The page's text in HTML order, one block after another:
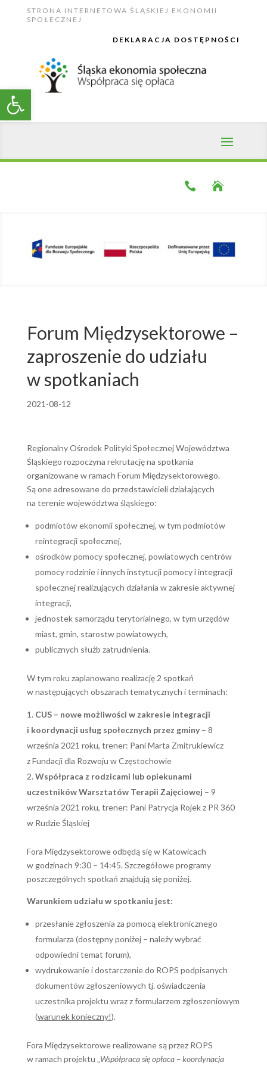
Open toolbar
content
STRONA INTERNETOWA ŚLĄSKIEJ EKONOMII
SPOŁECZNEJ
DEKLARACJA DOSTĘPNOŚCI


Forum Międzysektorowe –
zaproszenie do udziału
w spotkaniach
2021-08-12
Regionalny Ośrodek Polityki Społecznej Województwa
Śląskiego rozpoczyna rekrutację na spotkania
organizowane w ramach Forum Międzysektorowego.
Są one adresowane do przedstawicieli działających
na terenie województwa śląskiego:
podmiotów ekonomii społecznej, w tym podmiotów
reintegracji społecznej,
ośrodków pomocy społecznej, powiatowych centrów
pomocy rodzinie i innych instytucji pomocy i integracji
społecznej realizujących działania w zakresie aktywnej
integracji,
jednostek samorządu terytorialnego, w tym urzędów
miast, gmin, starostw powiatowych,
publicznych służb zatrudnienia.
W tym roku zaplanowano realizację 2 spotkań
w następujących obszarach tematycznych i terminach:
CUS – nowe możliwości w zakresie integracji
i koordynacji usług społecznych przez gminy– 8
września 2021 roku, trener: Pani Marta Zmitrukiewicz
z Fundacji dla Rozwoju w Częstochowie
Współpraca z rodzicami lub opiekunami
uczestników Warsztatów Terapii Zajęciowej – 9
września 2021 roku, trener: Pani Patrycja Rojek z PR 360
w Rudzie Śląskiej
Fora Międzysektorowe odbędą się w Katowicach
w godzinach 9:30 – 14:45. Szczegółowe programy
poszczególnych spotkań znajdują się poniżej.
Warunkiem udziału w spotkaniu jest:
przesłanie zgłoszenia za pomocą elektronicznego
formularza (dostępny poniżej – należy wybrać
odpowiedni temat forum),
wydrukowanie i dostarczenie do ROPS podpisanych
dokumentów zgłoszeniowych tj. oświadczenia
uczestnika projektu wraz z formularzem zgłoszeniowym
(warunek konieczny!).
Fora Międzysektorowe realizowane są przez ROPS
w ramach projektu „Współpraca się opłaca – koordynacja